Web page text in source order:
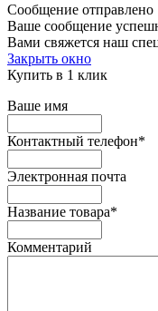
Сообщение отправлено
Ваше сообщение
Вами свяжется наш
Закрыть окно
Купить в 1 клик
Ваше имя
Контактный телефон*
Электронная почта
Название товара*
Комментарий